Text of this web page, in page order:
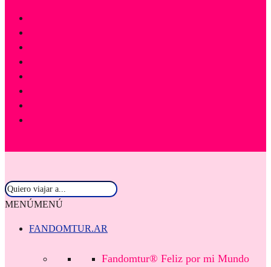
MENÚMENÚ
FANDOMTUR.AR
Fandomtur® Feliz por mi Mundo